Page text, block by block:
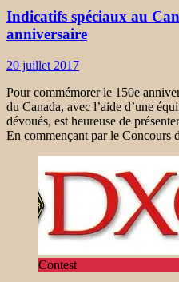
Indicatifs spéciaux au
anniversaire
20 juillet 2017
Pour commémorer le 150e
du Canada, avec l’aide d’une
dévoués, est heureuse de
En commençant par le Concours
Contest